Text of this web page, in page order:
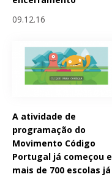
09.12.16
A atividade de
programação do
Movimento Código
Portugal já começou e
mais de 700 escolas já